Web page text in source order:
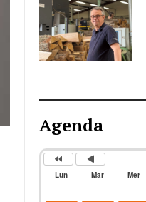
Agenda
Lun Mar Mer